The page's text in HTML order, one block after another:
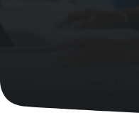
kalibrálással.​